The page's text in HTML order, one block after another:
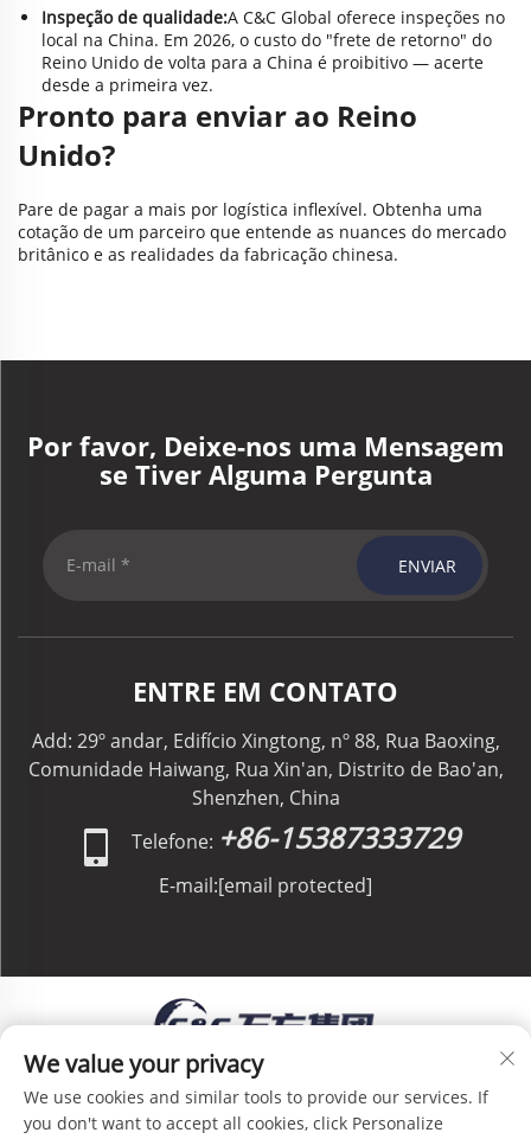
Inspeção de qualidade:A C&C Global oferece inspeções no
local na China. Em 2026, o custo do "frete de retorno" do
Reino Unido de volta para a China é proibitivo — acerte
desde a primeira vez.
Pronto para enviar ao Reino
Unido?
Pare de pagar a mais por logística inflexível. Obtenha uma
cotação de um parceiro que entende as nuances do mercado
britânico e as realidades da fabricação chinesa.
Por favor, Deixe-nos uma Mensagem
se Tiver Alguma Pergunta
ENVIAR
ENTRE EM CONTATO
Add: 29º andar, Edifício Xingtong, nº 88, Rua Baoxing,
Comunidade Haiwang, Rua Xin'an, Distrito de Bao'an,
Shenzhen, China
Telefone: +86-15387333729
E-mail:[email protected]
Direitos Autorais © C&C GLOBAL Logistics Co.,
Limited Todos os Direitos Reservados - Política de
We value your privacy
We use cookies and similar tools to provide our services. If
you don't want to accept all cookies, click Personalize